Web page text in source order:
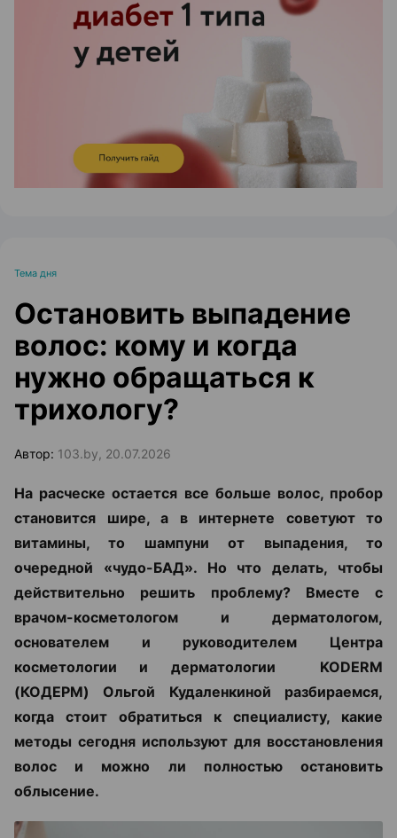
ЭФФЕКТИВНАЯ РЕКЛАМА НА САЙТЕ
Тема дня
Остановить выпадение
волос: кому и когда
нужно обращаться к
трихологу?
Автор: 103.by, 20.07.2026
На расческе остается все больше волос, пробор
становится шире, а в интернете советуют то
витамины, то шампуни от выпадения, то
очередной «чудо-БАД». Но что делать, чтобы
действительно решить проблему? Вместе с
врачом-косметологом и дерматологом,
основателем и руководителем Центра
косметологии и дерматологии KODERM
(КОДЕРМ) Ольгой Кудаленкиной разбираемся,
когда стоит обратиться к специалисту, какие
методы сегодня используют для восстановления
волос и можно ли полностью остановить
облысение.